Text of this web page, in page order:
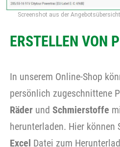
Screenshot aus der
ERSTELLEN VON
In unserem Online-Shop
persönlich zugeschnittene
Räder und Schmierstoffe
herunterladen. Hier können
Excel Datei zum